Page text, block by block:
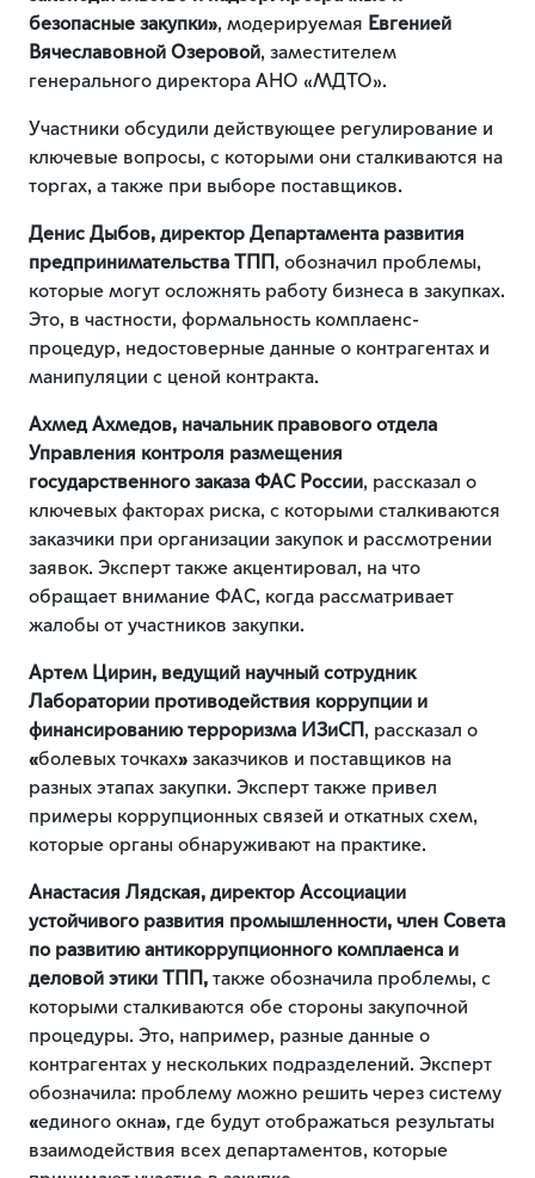
безопасные закупки», модерируемая Евгенией
Вячеславовной Озеровой, заместителем
генерального директора АНО «МДТО».
Участники обсудили действующее регулирование и
ключевые вопросы, с которыми они сталкиваются на
торгах, а также при выборе поставщиков.
Денис Дыбов, директор Департамента развития
предпринимательства ТПП, обозначил проблемы,
которые могут осложнять работу бизнеса в закупках.
Это, в частности, формальность комплаенс-
процедур, недостоверные данные о контрагентах и
манипуляции с ценой контракта.
Ахмед Ахмедов, начальник правового отдела
Управления контроля размещения
государственного заказа ФАС России, рассказал о
ключевых факторах риска, с которыми сталкиваются
заказчики при организации закупок и рассмотрении
заявок. Эксперт также акцентировал, на что
обращает внимание ФАС, когда рассматривает
жалобы от участников закупки.
Артем Цирин, ведущий научный сотрудник
Лаборатории противодействия коррупции и
финансированию терроризма ИЗиСП, рассказал о
«болевых точках» заказчиков и поставщиков на
разных этапах закупки. Эксперт также привел
примеры коррупционных связей и откатных схем,
которые органы обнаруживают на практике.
Анастасия Лядская, директор Ассоциации
устойчивого развития промышленности, член Совета
по развитию антикоррупционного комплаенса и
деловой этики ТПП, также обозначила проблемы, с
которыми сталкиваются обе стороны закупочной
процедуры. Это, например, разные данные о
контрагентах у нескольких подразделений. Эксперт
обозначила: проблему можно решить через систему
«единого окна», где будут отображаться результаты
взаимодействия всех департаментов, которые